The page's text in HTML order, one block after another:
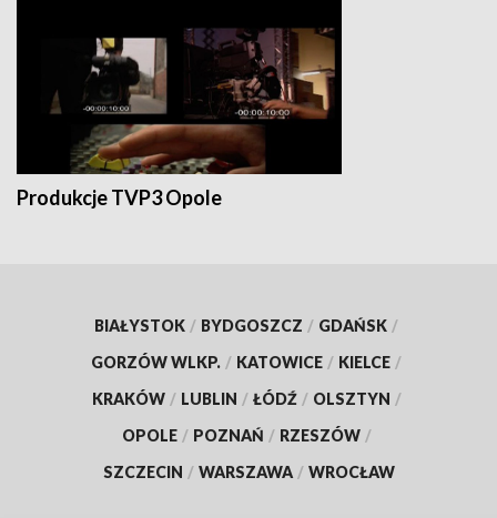
Produkcje TVP3 Opole
BIAŁYSTOK / BYDGOSZCZ / GDAŃSK /
GORZÓW WLKP. / KATOWICE / KIELCE /
KRAKÓW / LUBLIN / ŁÓDŹ / OLSZTYN /
OPOLE / POZNAŃ / RZESZÓW /
SZCZECIN / WARSZAWA / WROCŁAW